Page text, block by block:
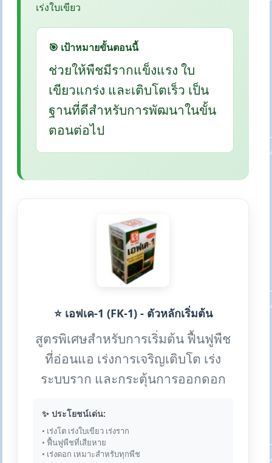
เร่งใบเขียว
🎯 เป้าหมายขั้นตอนนี้
ช่วยให้พืชมีรากแข็งแรง ใบ
เขียวแกร่ง และเติบโตเร็ว เป็น
ฐานที่ดีสำหรับการพัฒนาในขั้น
ตอนต่อไป
⭐ เอฟเค-1 (FK-1) - ตัวหลักเริ่มต้น
สูตรพิเศษสำหรับการเริ่มต้น ฟื้นฟูพืช
ที่อ่อนแอ เร่งการเจริญเติบโต เร่ง
ระบบราก และกระตุ้นการออกดอก
✨ ประโยชน์เด่น:
• เร่งโต เร่งใบเขียว เร่งราก
• ฟื้นฟูพืชที่เสียหาย
• เร่งดอก เหมาะสำหรับทุกพืช